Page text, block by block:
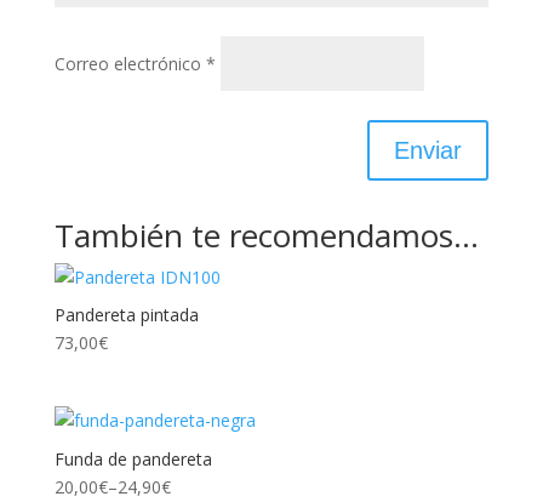
Correo electrónico *
También te recomendamos…
Pandereta pintada
73,00€
Funda de pandereta
20,00€–24,90€